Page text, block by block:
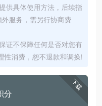
供具体使用方法，后续指
服务，需另行协商费
证不保障任何是否对您有
性消费，恕不退款和调换!
下载
分